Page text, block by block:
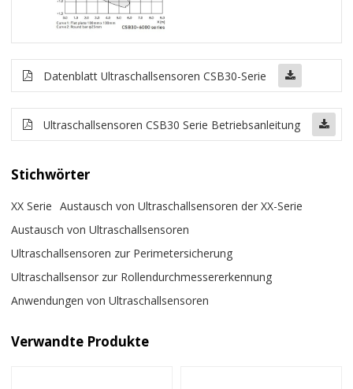
Datenblatt Ultraschallsensoren CSB30-Serie
Ultraschallsensoren CSB30 Serie Betriebsanleitung
Stichwörter
XX Serie
Austausch von Ultraschallsensoren der XX-Serie
Austausch von Ultraschallsensoren
Ultraschallsensoren zur Perimetersicherung
Ultraschallsensor zur Rollendurchmessererkennung
Anwendungen von Ultraschallsensoren
Verwandte Produkte